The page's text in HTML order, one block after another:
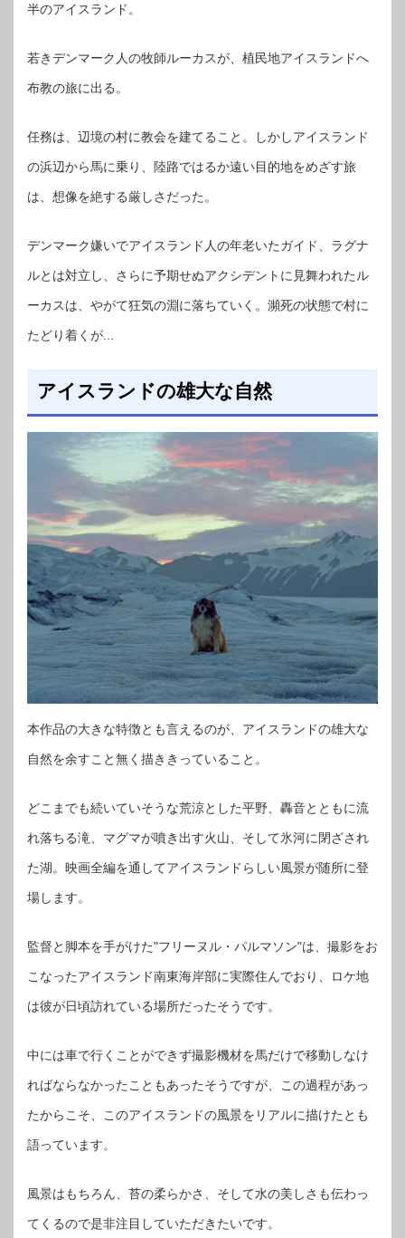
半のアイスランド。
若きデンマーク人の牧師ルーカスが、植民地アイスランドへ
布教の旅に出る。
任務は、辺境の村に教会を建てること。しかしアイスランド
の浜辺から馬に乗り、陸路ではるか遠い目的地をめざす旅
は、想像を絶する厳しさだった。
デンマーク嫌いでアイスランド人の年老いたガイド、ラグナ
ルとは対立し、さらに予期せぬアクシデントに見舞われたル
ーカスは、やがて狂気の淵に落ちていく。瀕死の状態で村に
たどり着くが...
アイスランドの雄大な自然
本作品の大きな特徴とも言えるのが、アイスランドの雄大な
自然を余すこと無く描ききっていること。
どこまでも続いていそうな荒涼とした平野、轟音とともに流
れ落ちる滝、マグマが噴き出す火山、そして氷河に閉ざされ
た湖。映画全編を通してアイスランドらしい風景が随所に登
場します。
監督と脚本を手がけた"フリーヌル・パルマソン"は、撮影をお
こなったアイスランド南東海岸部に実際住んでおり、ロケ地
は彼が日頃訪れている場所だったそうです。
中には車で行くことができず撮影機材を馬だけで移動しなけ
ればならなかったこともあったそうですが、この過程があっ
たからこそ、このアイスランドの風景をリアルに描けたとも
語っています。
風景はもちろん、苔の柔らかさ、そして水の美しさも伝わっ
てくるので是非注目していただきたいです。